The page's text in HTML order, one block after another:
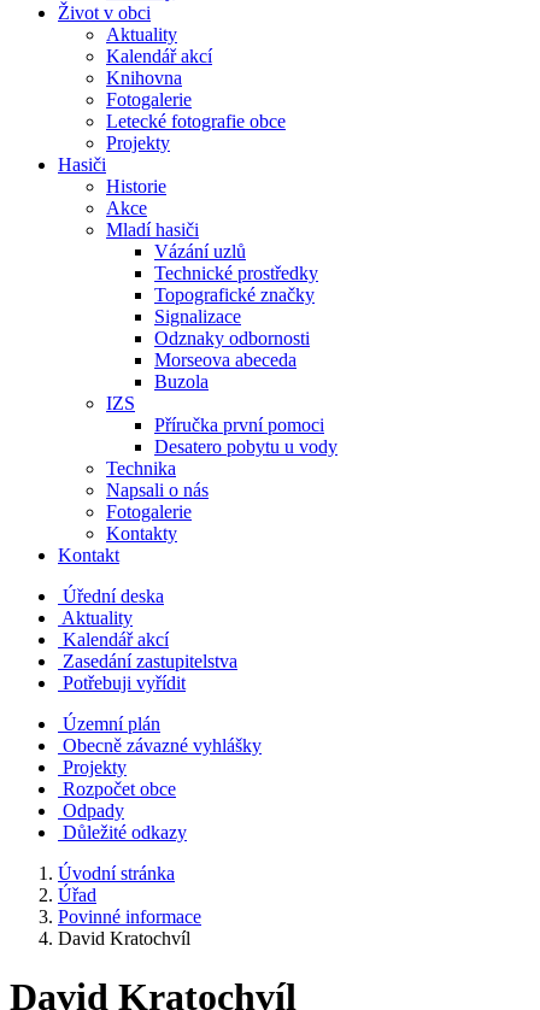
Život v obci
Aktuality
Kalendář akcí
Knihovna
Fotogalerie
Letecké fotografie obce
Projekty
Hasiči
Historie
Akce
Mladí hasiči
Vázání uzlů
Technické prostředky
Topografické značky
Signalizace
Odznaky odbornosti
Morseova abeceda
Buzola
IZS
Příručka první pomoci
Desatero pobytu u vody
Technika
Napsali o nás
Fotogalerie
Kontakty
Kontakt
Úřední deska
Aktuality
Kalendář akcí
Zasedání zastupitelstva
Potřebuji vyřídit
Územní plán
Obecně závazné vyhlášky
Projekty
Rozpočet obce
Odpady
Důležité odkazy
Úvodní stránka
Úřad
Povinné informace
David Kratochvíl
David Kratochvíl